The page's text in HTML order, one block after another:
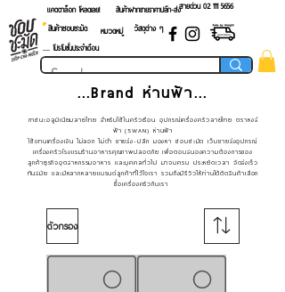
แคตตาล็อก โหลดเลย! สายด่วน 02 ​111 5656
สินค้าฝากขายราคาปลีก-ส่ง
สินค้าชอบชะมัด
หมวดหมู่
วัสดุต่าง ๆ
.... โปรโมชั่นประจำเดือน
...Brand ห่านฟ้า...
ภาชนะอลูมิเนียมลายไทย สำหรับใช้ในครัวเรือน อุปกรณ์เครื่องครัวลายไทย ตราหงส์
ฟ้า (SWAN) ห่านฟ้า
ใช้แทนเครื่องเงิน ไม่ลอก ไม่ดำ ขายส่ง-ปลีก มองหา ชอบชะมัด เว็บขายส่งอุปกรณ์
เครื่องครัวโรงแรมร้านอาหารคุณภาพปลอดภัย เพื่อตอบสนองความต้องการของ
ลูกค้าธุรกิจอุตสาหกรรมอาหาร และบุคคลทั่วไป มาจบครบ ประหยัดเวลา จัดส่งเร็ว
ทันสมัย และมีหลากหลายแบรนด์ลูกค้าที่ไว้ใจเรา รวมถึงมีรีวิวให้ท่านได้ตัดสินค้าเลือก
ซื้อเครื่องครัวกับเรา
ตัวกรอง